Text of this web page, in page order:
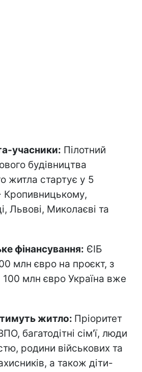
учасники: Пілотний
будівництва
житла стартує у 5
Кропивницькому,
Львові, Миколаєві та
фінансування: ЄІБ
млн євро на проєкт, з
100 млн євро Україна вже
житло: Пріоритет
багатодітні сім'ї, люди
родини військових та
а також діти-